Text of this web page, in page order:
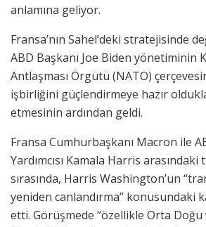
anlamına geliyor.
Fransa’nın Sahel’deki stratejisinde
ABD Başkanı Joe Biden yönetiminin
Antlaşması Örgütü (NATO)
işbirliğini güçlendirmeye hazır
etmesinin ardından geldi.
Fransa Cumhurbaşkanı Macron ile
Yardımcısı Kamala Harris
sırasında, Harris Washington’un
yeniden canlandırma” konusundaki
etti. Görüşmede “özellikle Orta Doğu